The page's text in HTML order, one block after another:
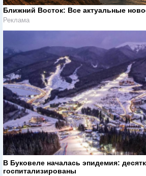
Ближний Восток: Все актуальные
Реклама
В Буковеле началась эпидемия:
госпитализированы